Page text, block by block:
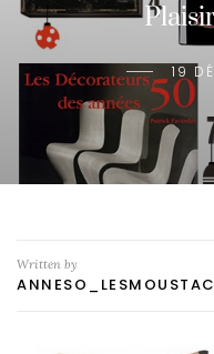
19
Written by